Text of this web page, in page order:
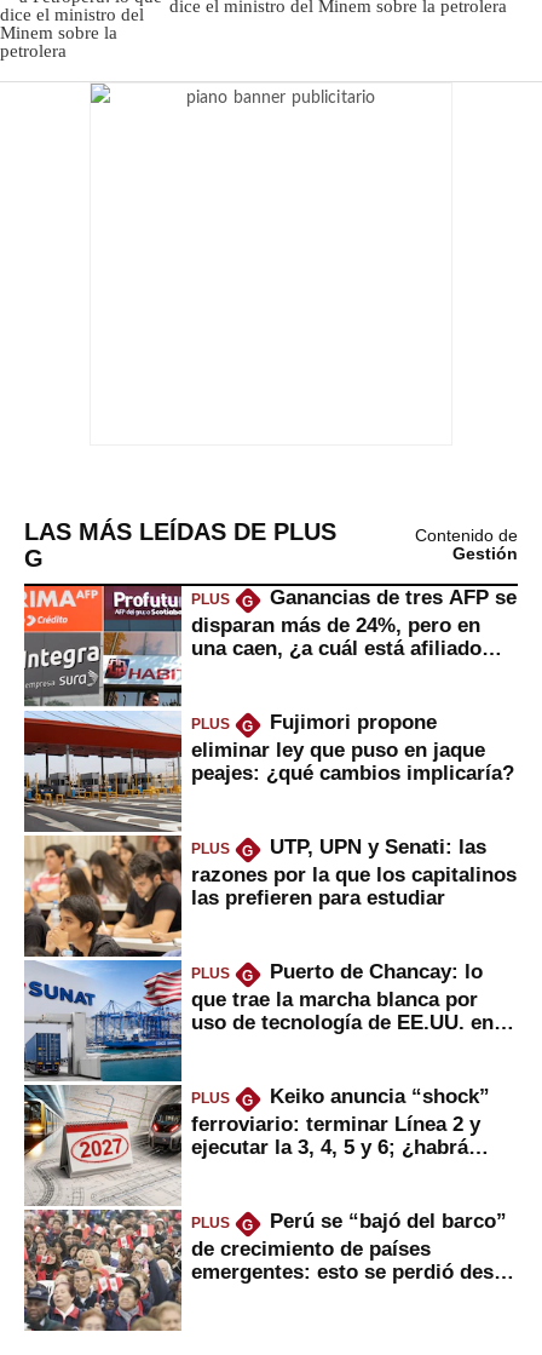
dice el ministro del Minem sobre la petrolera
LAS MÁS LEÍDAS DE PLUS
G
Contenido de
Gestión
PLUS G
Ganancias de tres AFP se
disparan más de 24%, pero en
una caen, ¿a cuál está afiliado
PLUS G
Fujimori propone
eliminar ley que puso en jaque
peajes: ¿qué cambios implicaría?
PLUS G
UTP, UPN y Senati: las
razones por la que los capitalinos
las prefieren para estudiar
PLUS G
Puerto de Chancay: lo
que trae la marcha blanca por
uso de tecnología de EE.UU. en
PLUS G
Keiko anuncia “shock”
ferroviario: terminar Línea 2 y
ejecutar la 3, 4, 5 y 6; ¿habrá
PLUS G
Perú se “bajó del barco”
de crecimiento de países
emergentes: esto se perdió desde